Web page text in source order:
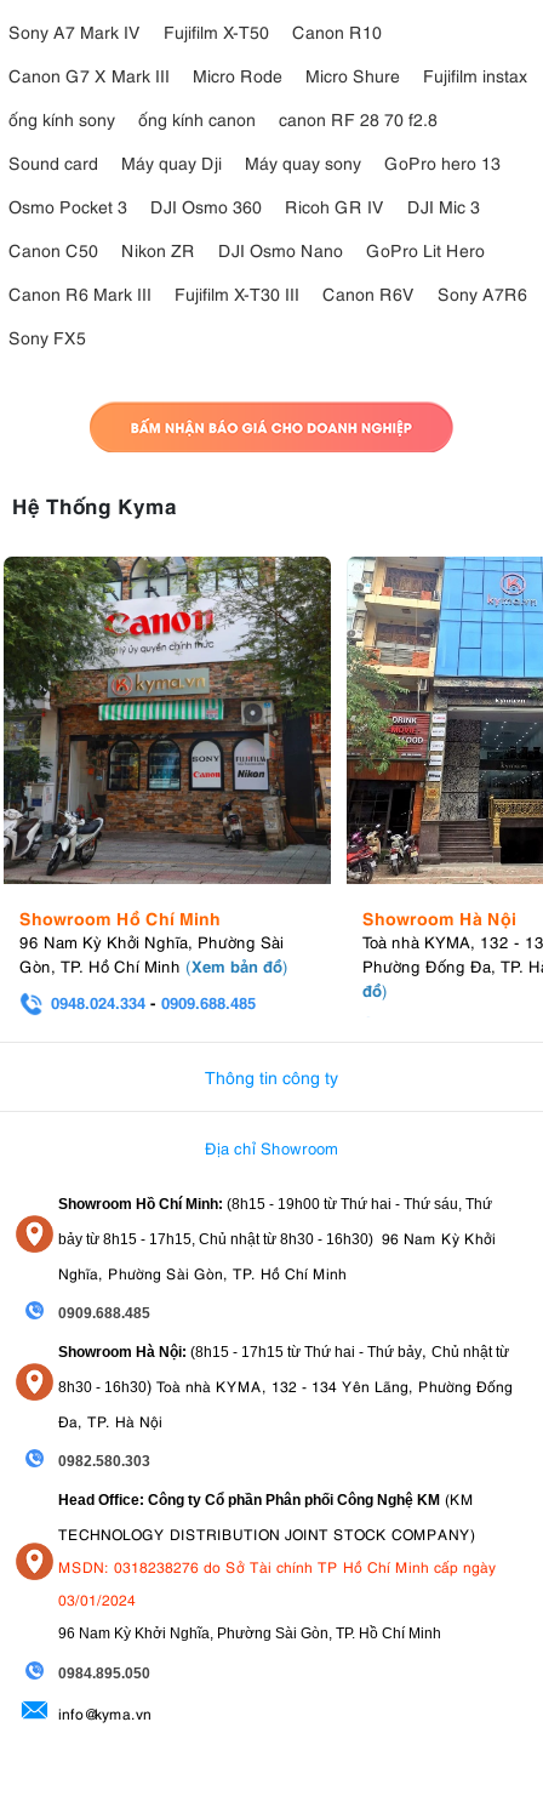
Sony A7 Mark IV
Fujifilm X-T50
Canon R10
Canon G7 X Mark III
Micro Rode Micro Shure
Fujifilm instax
ống kính sony
ống kính canon
canon RF 28 70 f2.8
Sound card
Máy quay Dji Máy quay sony
GoPro hero 13
Osmo Pocket 3
DJI Osmo 360 Ricoh GR IV
DJI Mic 3
Canon C50
Nikon ZR DJI Osmo Nano
GoPro Lit Hero
Canon R6 Mark III
Fujifilm X-T30 III Canon R6V
Sony A7R6
Sony FX5
Hệ Thống Kyma
Showroom Hồ Chí Minh
96 Nam Kỳ Khởi Nghĩa, Phường Sài
Gòn, TP. Hồ Chí Minh (Xem bản đồ)
0948.024.334 - 0909.688.485
Showroom Hà Nội
Toà nhà KYMA, 132 -
Phường Đống Đa, TP.
đồ)
Thông tin công ty
Địa chỉ Showroom
Showroom Hồ Chí Minh: (8h15 - 19h00 từ Thứ hai - Thứ sáu, Thứ
bảy từ 8h15 - 17h15, Chủ nhật từ 8h30 - 16h30) 96 Nam Kỳ Khởi
Nghĩa, Phường Sài Gòn, TP. Hồ Chí Minh
0909.688.485
Showroom Hà Nội: (8h15 - 17h15 từ Thứ hai - Thứ bảy, Chủ nhật từ
8h30 - 16h30) Toà nhà KYMA, 132 - 134 Yên Lãng, Phường Đống
Đa, TP. Hà Nội
0982.580.303
Head Office: Công ty Cổ phần Phân phối Công Nghệ KM (KM
TECHNOLOGY DISTRIBUTION JOINT STOCK COMPANY)
MSDN: 0318238276 do Sở Tài chính TP Hồ Chí Minh cấp ngày
03/01/2024
96 Nam Kỳ Khởi Nghĩa, Phường Sài Gòn, TP. Hồ Chí Minh
0984.895.050
info@kyma.vn